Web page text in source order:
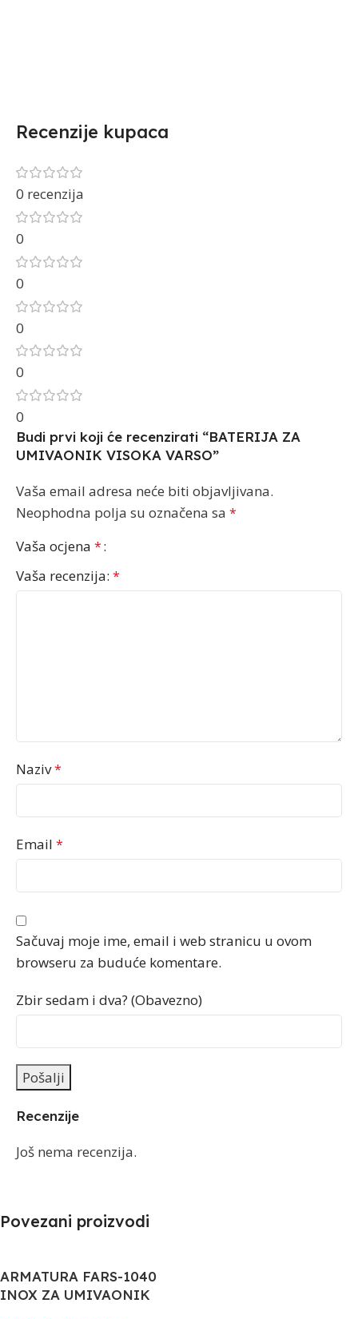
Recenzije kupaca
0 recenzija
0
0
0
0
0
Recenzije
Još nema recenzija.
Budi prvi koji će recenzirati “BATERIJA ZA
UMIVAONIK VISOKA VARSO”
Vaša email adresa neće biti objavljivana.
Neophodna polja su označena sa *
Vaša ocjena *
Vaša recenzija: *
Naziv*
Email *
Sačuvaj moje ime, email i web stranicu u ovom
browseru za buduće komentare.
Zbir sedam i dva? (Obavezno)
Povezani proizvodi
ARMATURA FARS-1040
INOX ZA UMIVAONIK